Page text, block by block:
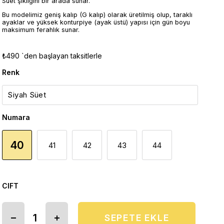
Bu modelimiz geniş kalıp (G kalıp) olarak üretilmiş olup, taraklı
ayaklar ve yüksek konturpiye (ayak üstü) yapısı için gün boyu
maksimum ferahlık sunar.
₺490 `den başlayan taksitlerle
Renk
Numara
40 41 42 43 44
CIFT